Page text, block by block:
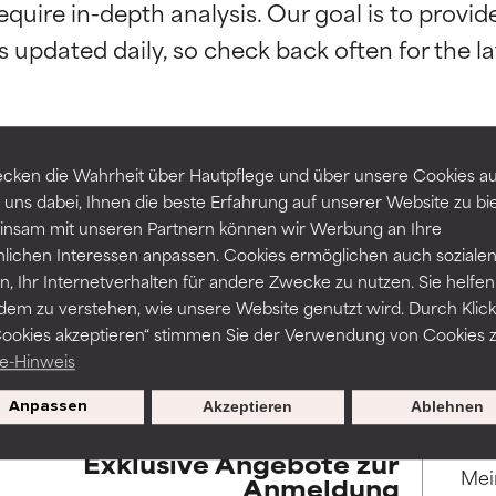
die Wahrheit über Hautpflege und über unsere Cookies
dabei, Ihnen die beste Erfahrung auf unserer Website zu
mit unseren Partnern können wir Werbung an Ihre
Interessen anpassen. Cookies ermöglichen auch sozialen
Ihr Internetverhalten für andere Zwecke zu nutzen. Sie
zu verstehen, wie unsere Website genutzt wird. Durch
akzeptieren“ stimmen Sie der Verwendung von Cookies
Hinweis
Anpassen Ablehnen
Akzeptieren
in-depth analysis. Our goal is to
ZURÜCK ZUR SUCHE
werden wissenschaftliche Studien herangezogen, die durch
Verfügbarkeiten variieren je nach Land und Region.
unabhängige Studien belegt. Hervorragender Wirkstoff für
nicht irritierend, kann aber auch ästhetische, Haltbarkeits- oder
die die Verwendbarkeit einschränken.
von Hautreizungen. Das Risiko wächst, wenn es mit
kombiniert wird.
Entzündungen, Trockenheit etc. verursachen. Kann bei
hilfreich sein, schadet aber insgesamt nachweislich mehr, als
unabhängige Studien belegt. Hervorragender Wirkstoff für
nicht irritierend, kann aber auch ästhetische, Haltbarkeits- oder
die die Verwendbarkeit einschränken.
von Hautreizungen. Das Risiko wächst, wenn es mit
kombiniert wird.
Entzündungen, Trockenheit etc. verursachen. Kann bei
hilfreich sein, schadet aber insgesamt nachweislich mehr, als
Exklusive Angebote zur
Anmeldung